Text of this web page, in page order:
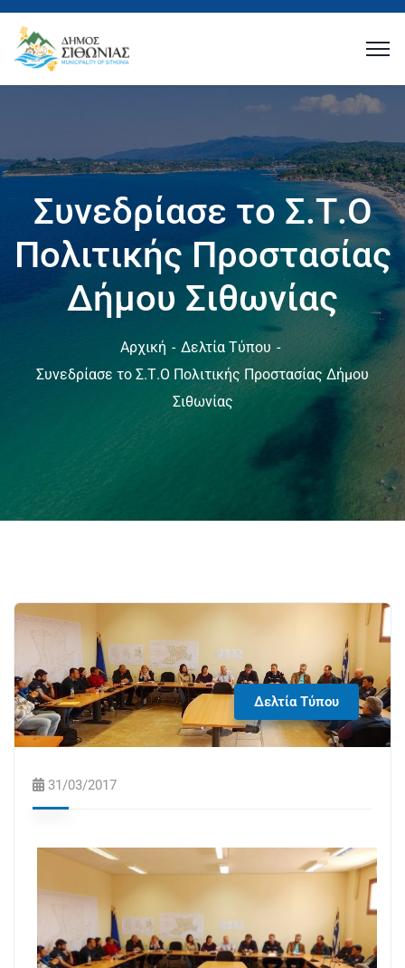
Συνεδρίασε το Σ.Τ.Ο
Πολιτικής Προστασίας
Δήμου Σιθωνίας
Αρχική
Δελτία Τύπου
Συνεδρίασε το Σ.Τ.Ο Πολιτικής Προστασίας Δήμου
Σιθωνίας
Δελτία Τύπου
31/03/2017